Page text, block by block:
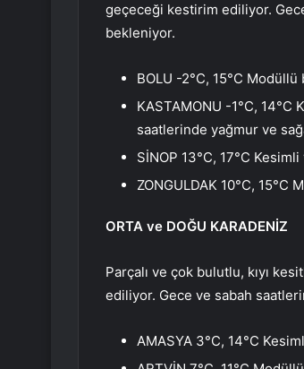
geçeceği kestirim ediliyor.
bekleniyor.
BOLU -2°C, 15°C Modüllü
KASTAMONU -1°C,
saatlerinde yağmur ve
SİNOP 13°C, 17°C
ZONGULDAK 10°C, 15°C
ORTA ve DOĞU KARADENİZ
Parçalı ve çok bulutlu, kıyı
ediliyor. Gece ve sabah
AMASYA 3°C, 14°C